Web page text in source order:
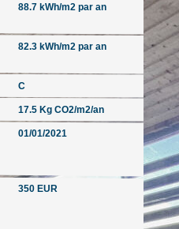
88.7 kWh/m2 par an
82.3 kWh/m2 par an
C
17.5 Kg CO2/m2/an
01/01/2021
350 EUR